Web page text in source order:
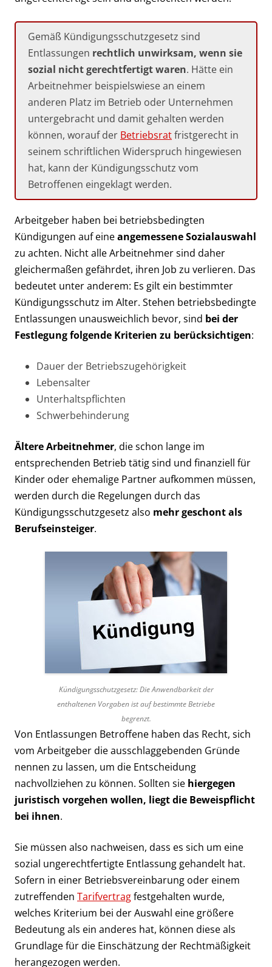
Gemäß Kündigungsschutzgesetz sind
Entlassungen rechtlich unwirksam, wenn sie
sozial nicht gerechtfertigt waren. Hätte ein
Arbeitnehmer beispielswiese an einem
anderen Platz im Betrieb oder Unternehmen
untergebracht und damit gehalten werden
können, worauf der Betriebsratfristgerecht in
seinem schriftlichen Widerspruch hingewiesen
hat, kann der Kündigungsschutz vom
Betroffenen eingeklagt werden.
Arbeitgeber haben bei betriebsbedingten
Kündigungen auf eineangemessene Sozialauswahl
zu achten. Nicht alle Arbeitnehmer sind daher
gleichermaßen gefährdet, ihren Job zu verlieren. Das
bedeutet unter anderem: Es gilt ein bestimmter
Kündigungsschutz im Alter. Stehen betriebsbedingte
Entlassungen unausweichlich bevor, sind bei der
Festlegung folgende Kriterien zu berücksichtigen:
Dauer der Betriebszugehörigkeit
Lebensalter
Unterhaltspflichten
Schwerbehinderung
Ältere Arbeitnehmer, die schon lange im
entsprechenden Betrieb tätig sind und finanziell für
Kinder oder ehemalige Partner aufkommen müssen,
werden durch die Regelungen durch das
Kündigungsschutzgesetz also mehr geschont als
Berufseinsteiger.
Kündigungsschutzgesetz: Die Anwendbarkeit der
enthaltenen Vorgaben ist auf bestimmte Betriebe
begrenzt.
Von Entlassungen Betroffene haben das Recht, sich
vom Arbeitgeber die ausschlaggebenden Gründe
nennen zu lassen, um die Entscheidung
nachvollziehen zu können. Sollten sie hiergegen
juristisch vorgehen wollen, liegt die Beweispflicht
bei ihnen.
Sie müssen also nachweisen, dass es sich um eine
sozial ungerechtfertigte Entlassung gehandelt hat.
Sofern in einer Betriebsvereinbarung oder einem
zutreffenden Tarifvertragfestgehalten wurde,
welches Kriterium bei der Auswahl eine größere
Bedeutung als ein anderes hat, können diese als
Grundlage für die Einschätzung der Rechtmäßigkeit
herangezogen werden.